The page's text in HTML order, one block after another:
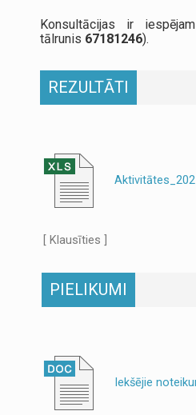
Konsultācijas ir
tālrunis 67181246).
REZULTĀTI
[ Klausīties ]
PIELIKUMI
Iekšējie